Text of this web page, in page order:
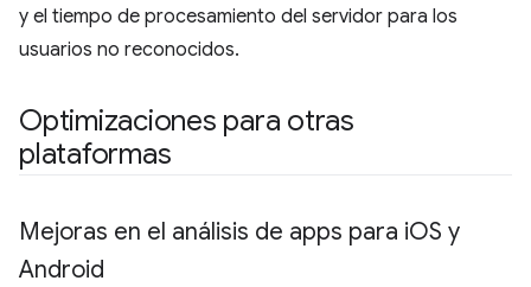
y el tiempo de procesamiento del servidor para los
usuarios no reconocidos.
Optimizaciones para otras
plataformas
Mejoras en el análisis de apps para iOS y
Android